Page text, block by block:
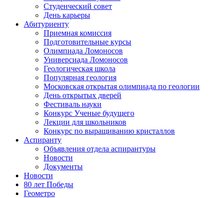
Студенческий совет
День карьеры
Абитуриенту
Приемная комиссия
Подготовительные курсы
Олимпиада Ломоносов
Универсиада Ломоносов
Геологическая школа
Популярная геология
Московская открытая олимпиада по геологии
День открытых дверей
Фестиваль науки
Конкурс Ученые будущего
Лекции для школьников
Конкурс по выращиванию кристаллов
Аспиранту
Объявления отдела аспирантуры
Новости
Документы
Новости
80 лет Победы
Геометро